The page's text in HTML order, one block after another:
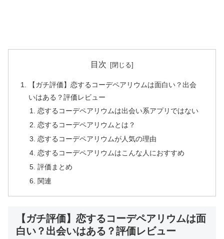
目次
【ガチ評価】恋するコーデペアリウムは面白い？出会
いはある？評価レビュー
恋するコーデペアリウムは出会い系アプリではない
恋するコーデペアリウムとは？
恋するコーデペアリウムが人気の理由
恋するコーデペアリウムはこんな人におすすめ
評価まとめ
関連
【ガチ評価】恋するコーデペアリウムは面
白い？出会いはある？評価レビュー